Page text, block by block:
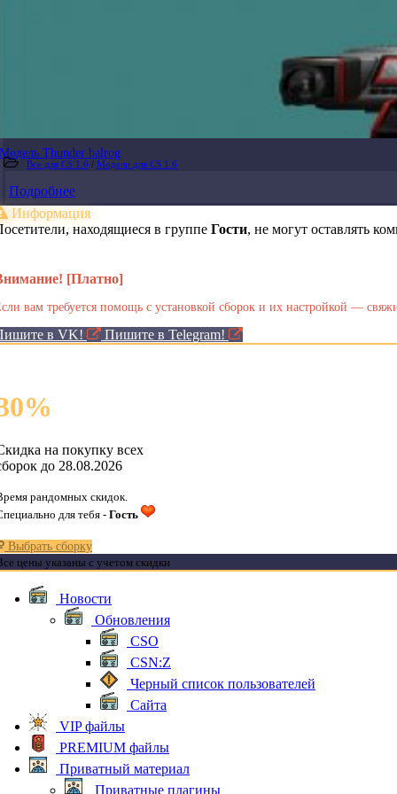
Модель Thunder balrog
Все для CS 1.6 / Модели для CS 1.6
Подробнее
Информация
находящиеся в группе Гости, не могут оставлять
[Платно]
вам требуется помощь с установкой сборок и их настройкой —
в VK! Пишите в Telegram!
%
на покупку всех
до 28.08.2026
рандомных скидок.
для тебя - Гость
Выбрать сборку
цены указаны с учетом скидки
Новости
Обновления
CSO
CSN:Z
Черный список пользователей
Сайта
VIP файлы
PREMIUM файлы
Приватный материал
Приватные плагины